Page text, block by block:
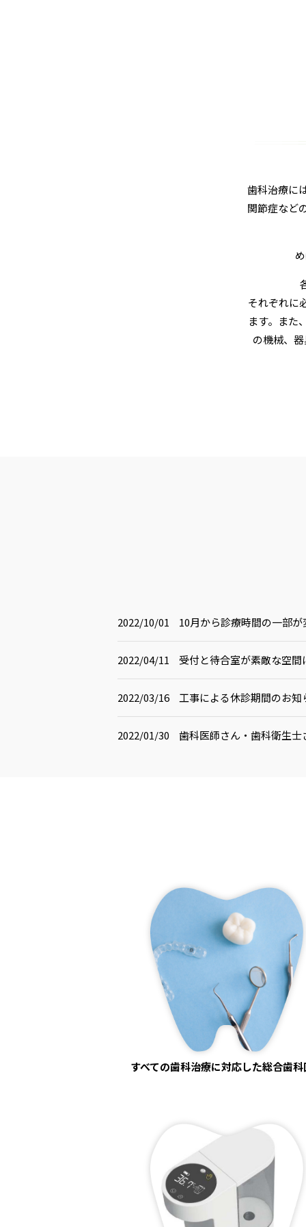
歯科治療に
関節症など
それぞれに
ます。また
の機械、
2022/10/01 10月から診療時間の一部
2022/04/11 受付と待合室が素敵な空間
2022/03/16 工事による休診期間のお知
2022/01/30 歯科医師さん・歯科衛生士
ホームページをリニューア
すべての歯科治療に対応した総合歯科